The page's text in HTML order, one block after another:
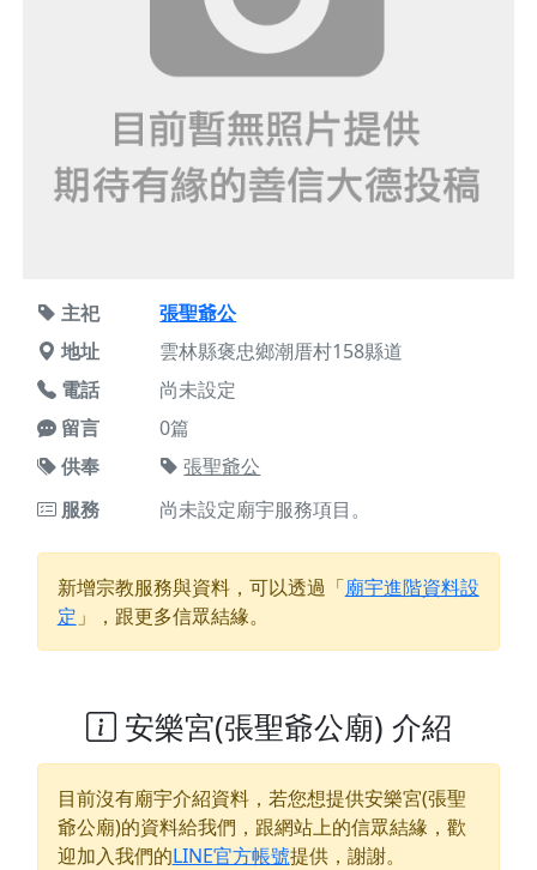
主祀
張聖爺公
地址
雲林縣褒忠鄉潮厝村158縣道
電話
尚未設定
留言
0篇
供奉
張聖爺公
服務
尚未設定廟宇服務項目。
新增宗教服務與資料，可以透過「廟宇進階資料設
定 」，跟更多信眾結緣。
安樂宮(張聖爺公廟) 介紹
目前沒有廟宇介紹資料，若您想提供安樂宮(張聖
爺公廟)的資料給我們，跟網站上的信眾結緣，歡
迎加入我們的LINE官方帳號提供，謝謝。